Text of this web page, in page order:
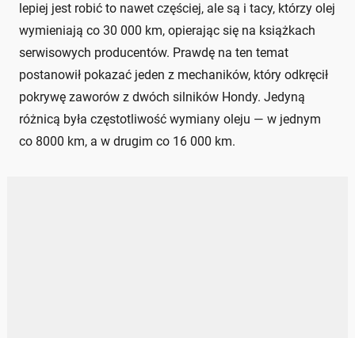
lepiej jest robić to nawet częściej, ale są i tacy, którzy olej
wymieniają co 30 000 km, opierając się na książkach
serwisowych producentów. Prawdę na ten temat
postanowił pokazać jeden z mechaników, który odkręcił
pokrywę zaworów z dwóch silników Hondy. Jedyną
różnicą była częstotliwość wymiany oleju — w jednym
co 8000 km, a w drugim co 16 000 km.